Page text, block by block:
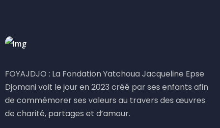
FOYAJDJO : La Fondation Yatchoua Jacqueline Epse
Djomani voit le jour en 2023 créé par ses enfants afin
de commémorer ses valeurs au travers des œuvres
de charité, partages et d’amour.